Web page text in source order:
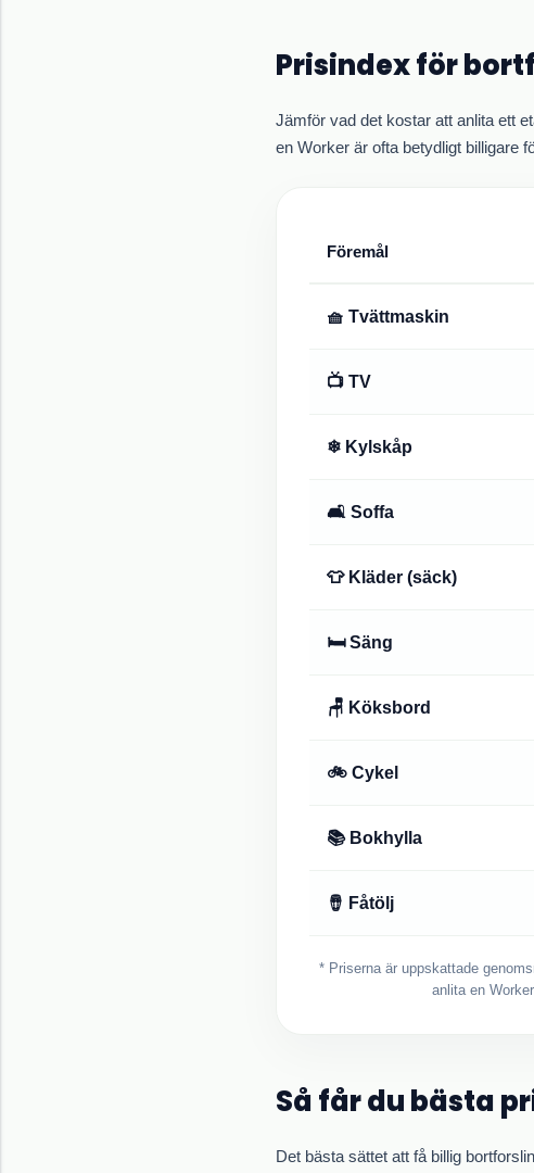
Prisindex för
Jämför vad det kostar att anlita ett
en Worker är ofta betydligt billigare
Föremål
🧺 Tvättmaskin
📺 TV
❄ Kylskåp
🛋 Soffa
👕 Kläder (säck)
🛏 Säng
🪑 Köksbord
🚲 Cykel
📚 Bokhylla
🪘 Fåtölj
* Priserna är uppskattade
anlita en
Så får du bästa
Det bästa sättet att få billig